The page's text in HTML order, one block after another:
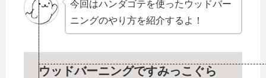
今回はハンダゴテを使ったウッドバー
ニングのやり方を紹介するよ！
ウッドバーニングですみっこぐら